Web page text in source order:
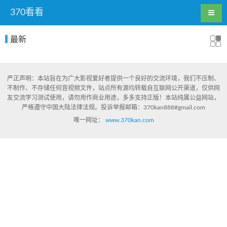
370看看
最新
严正声明：本站旨在为广大影视爱好者提供一个良好的交流环境，我们不压制、
不制作、不存储任何音视频文件，站点所有源均转载自互联网公开渠道，仅供网
友交流学习测试使用，请勿用作商业用途，多多支持正版！本站纯属公益网站，
严格遵守中国大陆法律法规。投诉举报邮箱：370kan888#gmail.com
唯一网址： www.370kan.com